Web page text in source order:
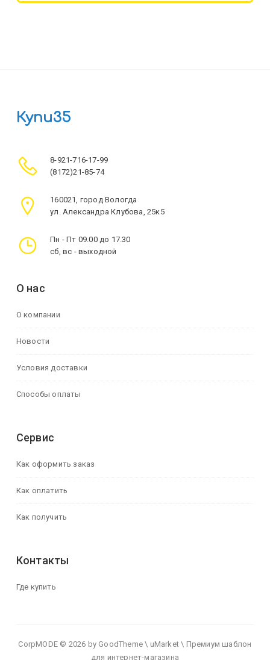
Купи35
8-921-716-17-99
(8172)21-85-74
160021, город Вологда
ул. Александра Клубова, 25к5
Пн - Пт 09.00 до 17.30
сб, вс - выходной
О нас
О компании
Новости
Условия доставки
Способы оплаты
Сервис
Как оформить заказ
Как оплатить
Как получить
Контакты
Где купить
CorpMODE © 2026 by GoodTheme \ uMarket \ Премиум шаблон
для интернет-магазина